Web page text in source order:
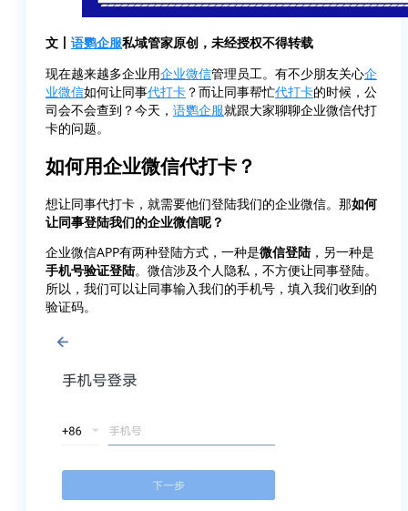
文丨 语鹦企服私域管家原创，未经授权不得转载
现在越来越多企业用企业微信管理员工。有不少朋友关心企
业微信如何让同事代打卡 ？而让同事帮忙代打卡的时候，公
司会不会查到？今天， 语鹦企服就跟大家聊聊企业微信代打
卡的问题。
如何用企业微信代打卡？
想让同事代打卡，就需要他们登陆我们的企业微信。那如何
让同事登陆我们的企业微信呢？
企业微信APP有两种登陆方式，一种是微信登陆 ，另一种是
手机号验证登陆。微信涉及个人隐私，不方便让同事登陆。
所以，我们可以让同事输入我们的手机号，填入我们收到的
验证码。